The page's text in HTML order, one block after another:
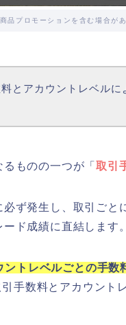
品プロモーションを含む場合が
とアカウントレベルに
るものの一つが「取引
ず発生し、取引ごと
ド成績に直結します。
トレベルごとの手数
手数料とアカウント